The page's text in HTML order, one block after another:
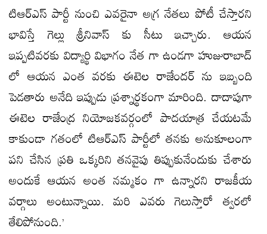
టిఆర్ఎస్ పార్టీ నుంచి ఎవరైనా అగ్ర నేతలు పోటీ చేస్తారని
భావిస్తే గెల్లు శ్రీనివాస్ కు సీటు ఇచ్చారు. ఆయన
ఇప్పటివరకు విద్యార్థి విభాగం నేత గా ఉండగా హుజురాబాద్
లో ఆయన ఎంత వరకు ఈటెల రాజేందర్ ను ఇబ్బంది
పెడతారు అనేది ఇప్పుడు ప్రశ్నార్థకంగా మారింది. దాదాపుగా
ఈటెల రాజేంద్ర నియోజకవర్గంలో పాదయాత్ర చేయటమే
కాకుండా గతంలో టిఆర్ఎస్ పార్టీలో తనకు అనుకూలంగా
పని చేసిన ప్రతి ఒక్కరిని తనవైపు తిప్పుకునేందుకు చేశారు
అందుకే ఆయన అంత నమ్మకం గా ఉన్నారని రాజకీయ
వర్గాలు అంటున్నాయి. మరి ఎవరు గెలుస్తారో త్వరలో
తేలిపోనుంది.’